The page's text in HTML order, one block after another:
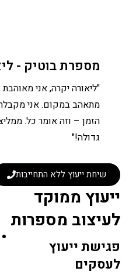
מספרת בוטיק -
"ליאורה יקרה, אני
מתאהב במקום. אני
הזמן – וזה אומר כל.
גדולה!"
שיחת ייעוץ ללא התחייבות
ייעוץ ממוקד
לעיצוב מספרות
פגישת ייעוץ
לעסקים